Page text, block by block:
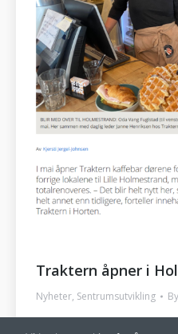
Traktern åpner i
Nyheter, Sentrumsutvikling By
Ny kaffebar i sentrum